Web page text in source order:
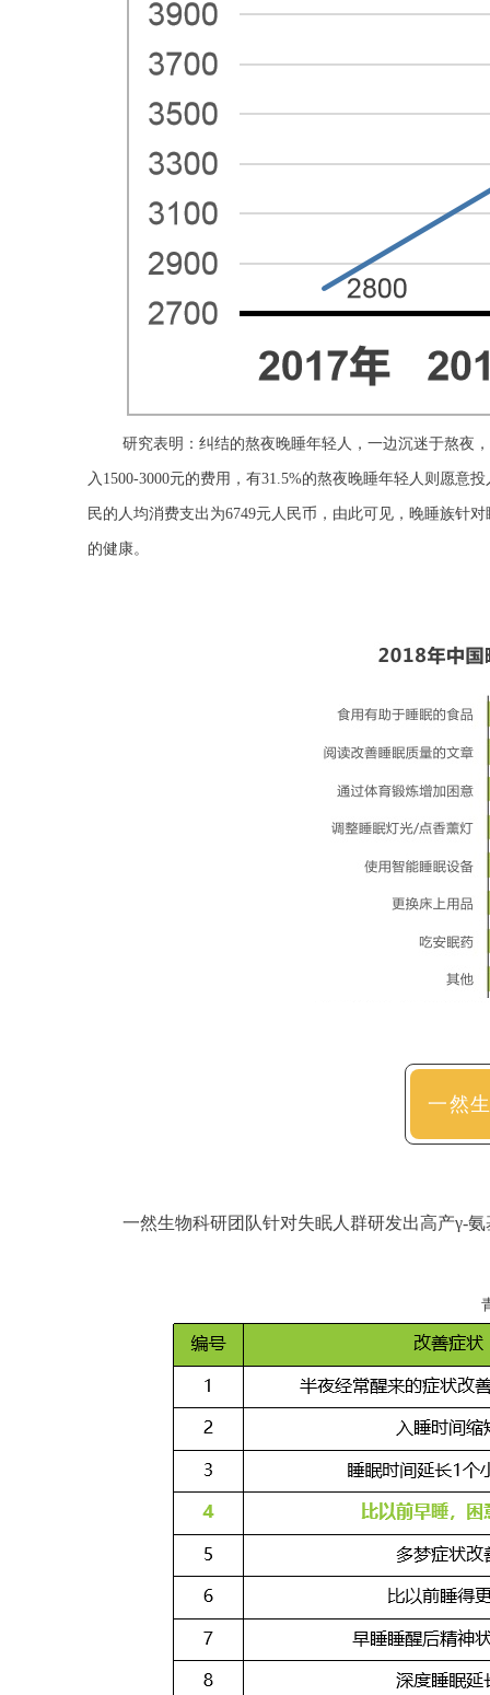
研究表明：纠结的熬夜晚睡年轻人，一边沉迷于熬夜
入1500-3000元的费用，有31.5%的熬夜晚睡年轻人则愿意
民的人均消费支出为6749元人民币，由此可见，晚睡族针
的健康。
一然
一然生物科研团队针对失眠人群研发出高产γ-